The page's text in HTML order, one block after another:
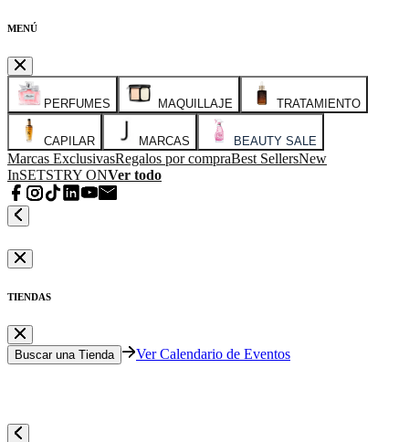
MENÚ
PERFUMES MAQUILLAJE TRATAMIENTO
CAPILAR MARCAS BEAUTY SALE
Marcas ExclusivasRegalos por compraBest SellersNew
InSETSTRY ONVer todo
TIENDAS
Buscar una Tienda Ver Calendario de Eventos